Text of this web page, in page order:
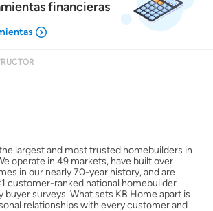
financieras
mi puntaje de crédito
largest and most trusted homebuilders in
operate in 49 markets, have built over
in our nearly 70-year history, and are
customer-ranked national homebuilder
buyer surveys. What sets KB Home apart is
relationships with every customer and